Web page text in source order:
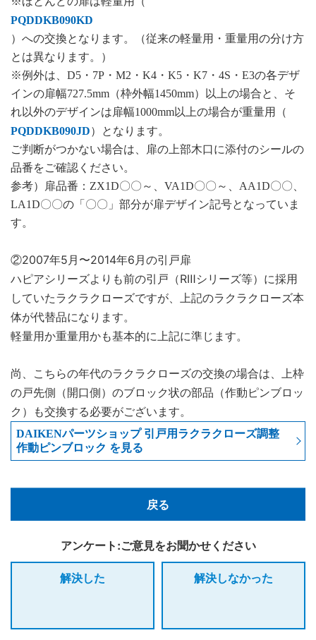
PQDDKB090KD
）への交換となります。（従来の軽量用・重量用の分け方
とは異なります。）
※例外は、D5・7P・M2・K4・K5・K7・4S・E3の各デザ
インの扉幅727.5mm（枠外幅1450mm）以上の場合と、そ
れ以外のデザインは扉幅1000mm以上の場合が重量用（
PQDDKB090JD）となります。
ご判断がつかない場合は、扉の上部木口に添付のシールの
品番をご確認ください。
参考）扉品番：ZX1D〇〇～、VA1D〇〇～、AA1D〇〇、
LA1D〇〇の「〇〇」部分が扉デザイン記号となっていま
す。
②2007年5月〜2014年6月の引戸扉
ハピアシリーズよりも前の引戸（RⅢシリーズ等）に採用
していたラクラクローズですが、上記のラクラクローズ本
体が代替品になります。
軽量用か重量用かも基本的に上記に準じます。
尚、こちらの年代のラクラクローズの交換の場合は、上枠
の戸先側（開口側）のブロック状の部品（作動ピンブロッ
ク）も交換する必要がございます。
DAIKENパーツショップ 引戸用ラクラクローズ調整
作動ピンブロック を見る
戻る
アンケート:ご意見をお聞かせください
解決した
解決しなかった